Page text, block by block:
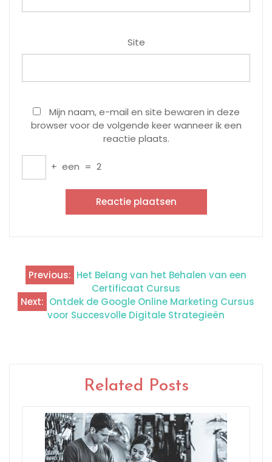
Site
Mijn naam, e-mail en site bewaren in deze
browser voor de volgende keer wanneer ik een
reactie plaats.
+ een = 2
Berichtnavigatie
Previous: Het Belang van het Behalen van een
Certificaat Cursus
Next: Ontdek de Google Online Marketing Cursus
voor Succesvolle Digitale Strategieën
Related Posts